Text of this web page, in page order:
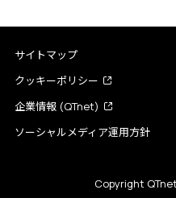
サイトマップ
クッキーポリシー
企業情報 (QTnet)
ソーシャルメディア運用方針
Copyright